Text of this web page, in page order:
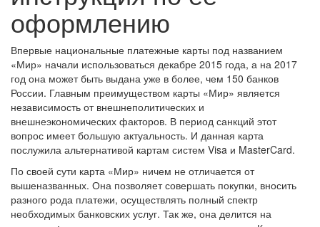
оформлению
Впервые национальные платежные карты под названием
«Мир» начали использоваться декабре 2015 года, а на 2017
год она может быть выдана уже в более, чем 150 банков
России. Главным преимуществом карты «Мир» является
независимость от внешнеполитических и
внешнеэкономических факторов. В период санкций этот
вопрос имеет большую актуальность. И данная карта
послужила альтернативой картам систем Visa и MasterCard.
По своей сути карта «Мир» ничем не отличается от
вышеназванных. Она позволяет совершать покупки, вносить
разного рода платежи, осуществлять полный спектр
необходимых банковских услуг. Так же, она делится на